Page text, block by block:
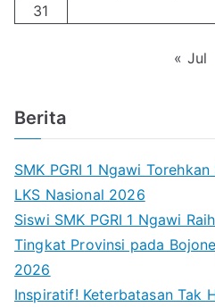
31
« Jul
Berita
SMK PGRI 1 Ngawi
LKS Nasional 2026
Siswi SMK PGRI 1 Ngawi
Tingkat Provinsi pada
2026
Inspiratif! Keterbatasan Tak